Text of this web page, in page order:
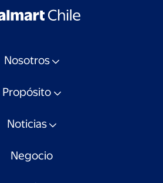
Nosotros
Propósito
Noticias
Negocio